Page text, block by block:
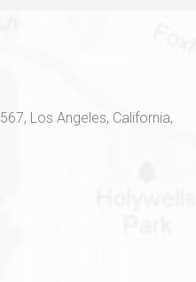
Los Angeles, California,